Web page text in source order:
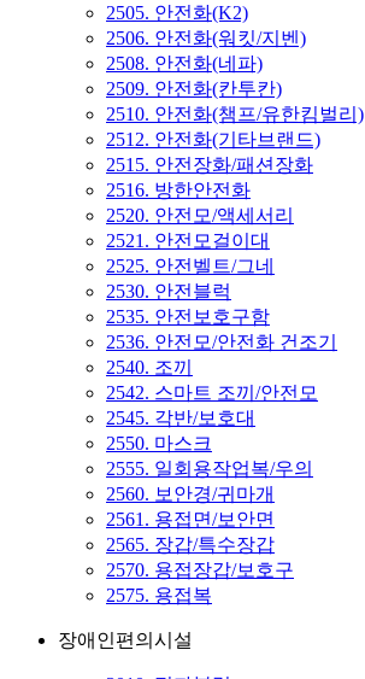
2505. 안전화(K2)
2506. 안전화(워킷/지벤)
2508. 안전화(네파)
2509. 안전화(칸투칸)
2510. 안전화(챔프/유한킴벌리)
2512. 안전화(기타브랜드)
2515. 안전장화/패션장화
2516. 방한안전화
2520. 안전모/액세서리
2521. 안전모걸이대
2525. 안전벨트/그네
2530. 안전블럭
2535. 안전보호구함
2536. 안전모/안전화 건조기
2540. 조끼
2542. 스마트 조끼/안전모
2545. 각반/보호대
2550. 마스크
2555. 일회용작업복/우의
2560. 보안경/귀마개
2561. 용접면/보안면
2565. 장갑/특수장갑
2570. 용접장갑/보호구
2575. 용접복
장애인편의시설